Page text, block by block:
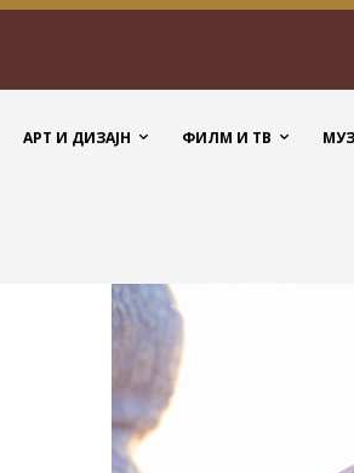
АРТ И ДИЗАЈН ФИЛМ И ТВ